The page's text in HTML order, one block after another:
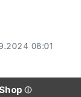
08:01